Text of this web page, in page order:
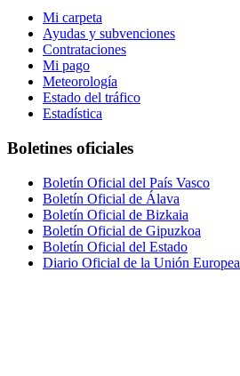
Mi carpeta
Ayudas y subvenciones
Contrataciones
Mi pago
Meteorología
Estado del tráfico
Estadística
Boletines oficiales
Boletín Oficial del País Vasco
Boletín Oficial de Álava
Boletín Oficial de Bizkaia
Boletín Oficial de Gipuzkoa
Boletín Oficial del Estado
Diario Oficial de la Unión Europea